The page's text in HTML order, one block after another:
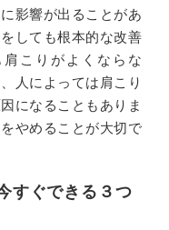
影響が出ることがあ
しても根本的な改善
こりがよくならな
人によっては肩こり
になることもありま
やめることが大切で
すぐできる３つ